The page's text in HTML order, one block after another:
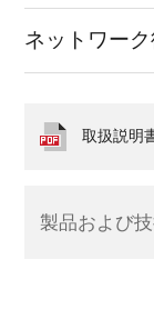
ネットワー
製品および
取扱説明